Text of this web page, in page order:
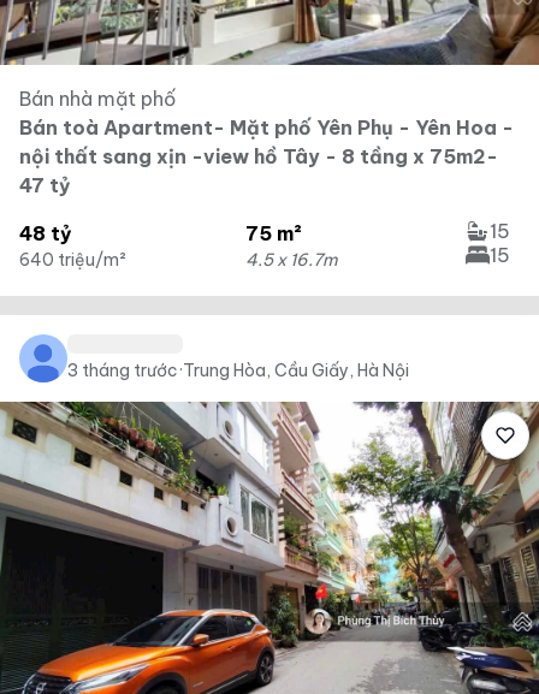
Bán nhà mặt phố
Bán toà Apartment- Mặt phố Yên Phụ - Yên Hoa -
nội thất sang xịn -view hồ Tây - 8 tầng x 75m2-
47 tỷ
48 tỷ
640 triệu/m²
75 m²
4.5 x 16.7m
15
15
3 tháng trước·Trung Hòa, Cầu Giấy, Hà Nội